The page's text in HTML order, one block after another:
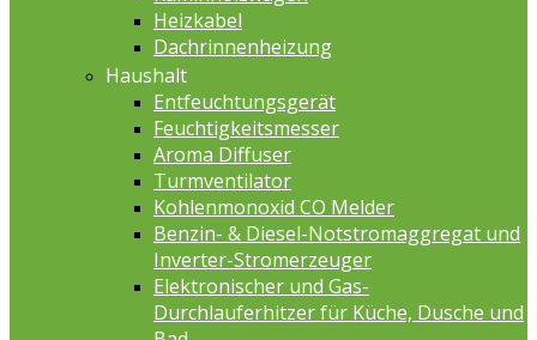
Heizkabel
Dachrinnenheizung
Haushalt
Entfeuchtungsgerät
Feuchtigkeitsmesser
Aroma Diffuser
Turmventilator
Kohlenmonoxid CO Melder
Benzin- & Diesel-Notstromaggregat und
Inverter-Stromerzeuger
Elektronischer und Gas-
Durchlauferhitzer für Küche, Dusche und